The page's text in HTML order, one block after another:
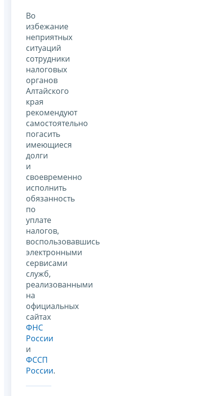
Во
избежание
неприятных
ситуаций
сотрудники
налоговых
органов
Алтайского
края
рекомендуют
самостоятельно
погасить
имеющиеся
долги
и
своевременно
исполнить
обязанность
по
уплате
налогов,
воспользовавшись
электронными
сервисами
служб,
реализованными
на
официальных
сайтах
ФНС
России
и
ФССП
России.